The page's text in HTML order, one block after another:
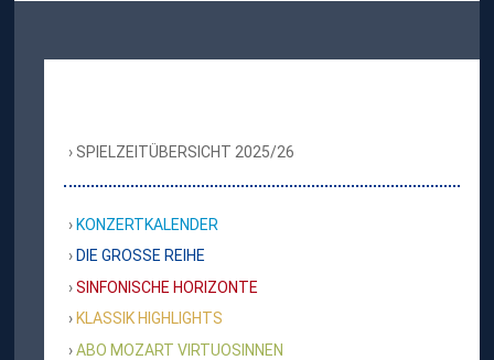
SPIELZEITÜBERSICHT 2025/26
KONZERTKALENDER
DIE GROSSE REIHE
SINFONISCHE HORIZONTE
KLASSIK HIGHLIGHTS
ABO MOZART VIRTUOSINNEN